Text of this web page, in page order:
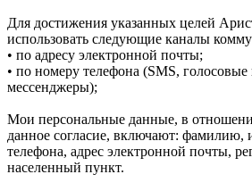
Для достижения указанных целей
использовать следующие каналы
• по адресу электронной почты;
• по номеру телефона (SMS,
мессенджеры);
Мои персональные данные, в
данное согласие, включают: фамилию,
телефона, адрес электронной почты,
населенный пункт.